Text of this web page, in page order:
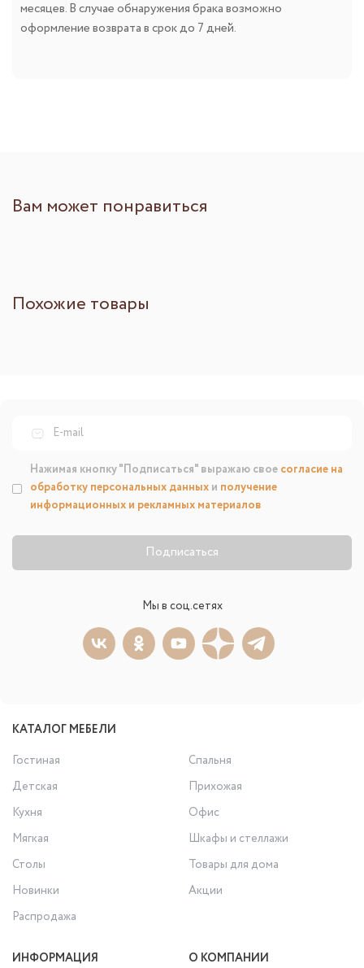
месяцев. В случае обнаружения брака возможно
оформление возврата в срок до 7 дней.
Вам может понравиться
Похожие товары
Подписаться
Нажимая кнопку "Подписаться" выражаю свое согласие на
обработку персональных данных и получение
информационных и рекламных материалов
Мы в соц.сетях
КАТАЛОГ МЕБЕЛИ
Гостиная
Спальня
Детская
Прихожая
Кухня
Офис
Мягкая
Шкафы и стеллажи
Столы
Товары для дома
Новинки
Акции
Распродажа
ИНФОРМАЦИЯ
О КОМПАНИИ